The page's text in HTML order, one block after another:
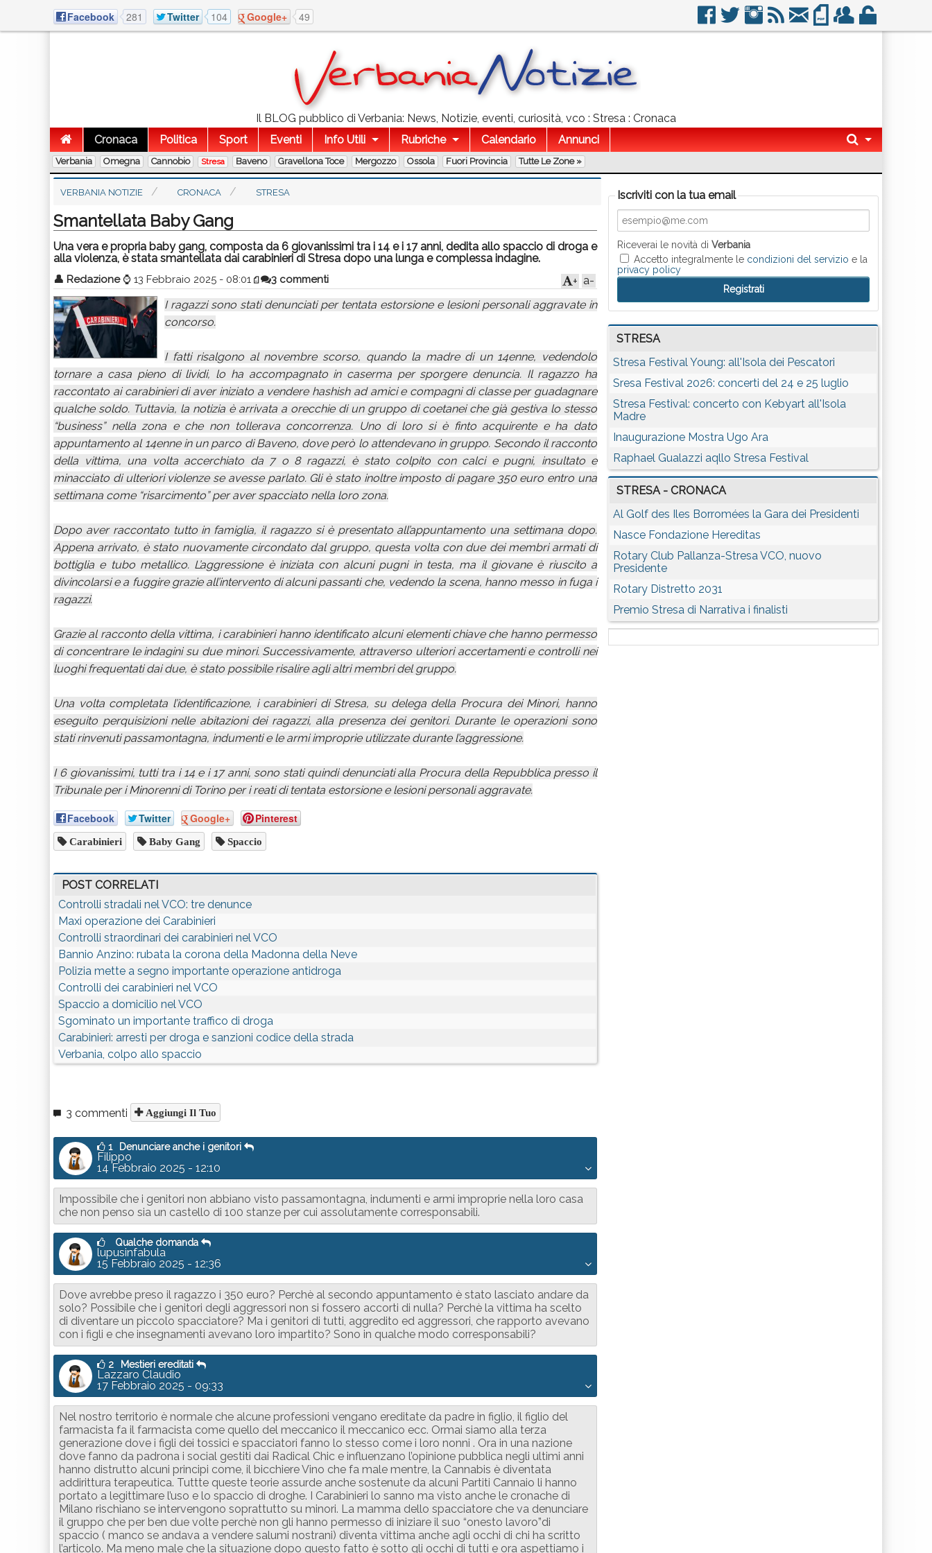
Facebook 281 Twitter 104 Google+ 49
Il BLOG pubblico di Verbania: News, Notizie, eventi, curiosità, vco : Stresa : Cronaca
Cronaca
Politica Sport Eventi Info Utili Rubriche Calendario Annunci
Verbania Omegna Cannobio Stresa Baveno Gravellona Toce Mergozzo Ossola Fuori Provincia Tutte Le Zone »
VERBANIA NOTIZIE CRONACA STRESA
Smantellata Baby Gang
Una vera e propria baby gang, composta da 6 giovanissimi tra i 14 e i 17 anni, dedita allo spaccio di droga e
alla violenza, è stata smantellata dai carabinieri di Stresa dopo una lunga e complessa indagine.
👤 Redazione ⌚ 13 Febbraio 2025 - 08:01 3 commenti a-
+
I ragazzi sono stati denunciati per tentata estorsione e lesioni personali aggravate in
concorso.
I fatti risalgono al novembre scorso, quando la madre di un 14enne, vedendolo
tornare a casa pieno di lividi, lo ha accompagnato in caserma per sporgere denuncia. Il ragazzo ha
raccontato ai carabinieri di aver iniziato a vendere hashish ad amici e compagni di classe per guadagnare
qualche soldo. Tuttavia, la notizia è arrivata a orecchie di un gruppo di coetanei che già gestiva lo stesso
“business” nella zona e che non tollerava concorrenza. Uno di loro si è finto acquirente e ha dato
appuntamento al 14enne in un parco di Baveno, dove però lo attendevano in gruppo. Secondo il racconto
della vittima, una volta accerchiato da 7 o 8 ragazzi, è stato colpito con calci e pugni, insultato e
minacciato di ulteriori violenze se avesse parlato. Gli è stato inoltre imposto di pagare 350 euro entro una
settimana come “risarcimento” per aver spacciato nella loro zona.
Dopo aver raccontato tutto in famiglia, il ragazzo si è presentato all’appuntamento una settimana dopo.
Appena arrivato, è stato nuovamente circondato dal gruppo, questa volta con due dei membri armati di
bottiglia e tubo metallico. L’aggressione è iniziata con alcuni pugni in testa, ma il giovane è riuscito a
divincolarsi e a fuggire grazie all’intervento di alcuni passanti che, vedendo la scena, hanno messo in fuga i
ragazzi.
Grazie al racconto della vittima, i carabinieri hanno identificato alcuni elementi chiave che hanno permesso
di concentrare le indagini su due minori. Successivamente, attraverso ulteriori accertamenti e controlli nei
luoghi frequentati dai due, è stato possibile risalire agli altri membri del gruppo.
Una volta completata l’identificazione, i carabinieri di Stresa, su delega della Procura dei Minori, hanno
eseguito perquisizioni nelle abitazioni dei ragazzi, alla presenza dei genitori. Durante le operazioni sono
stati rinvenuti passamontagna, indumenti e le armi improprie utilizzate durante l’aggressione.
I 6 giovanissimi, tutti tra i 14 e i 17 anni, sono stati quindi denunciati alla Procura della Repubblica presso il
Tribunale per i Minorenni di Torino per i reati di tentata estorsione e lesioni personali aggravate.
Facebook Twitter Google+ Pinterest
Carabinieri Baby Gang Spaccio
POST CORRELATI
Controlli stradali nel VCO: tre denunce
Maxi operazione dei Carabinieri
Controlli straordinari dei carabinieri nel VCO
Bannio Anzino: rubata la corona della Madonna della Neve
Polizia mette a segno importante operazione antidroga
Controlli dei carabinieri nel VCO
Spaccio a domicilio nel VCO
Sgominato un importante traffico di droga
Carabinieri: arresti per droga e sanzioni codice della strada
Verbania, colpo allo spaccio
3 commenti Aggiungi Il Tuo
1 Denunciare anche i genitori
Filippo
14 Febbraio 2025 - 12:10
Impossibile che i genitori non abbiano visto passamontagna, indumenti e armi improprie nella loro casa
che non penso sia un castello di 100 stanze per cui assolutamente corresponsabili.
Qualche domanda
lupusinfabula
15 Febbraio 2025 - 12:36
Dove avrebbe preso il ragazzo i 350 euro? Perchè al secondo appuntamento è stato lasciato andare da
solo? Possibile che i genitori degli aggressori non si fossero accorti di nulla? Perchè la vittima ha scelto
di diventare un piccolo spacciatore? Ma i genitori di tutti, aggredito ed aggressori, che rapporto avevano
con i figli e che insegnamenti avevano loro impartito? Sono in qualche modo corresponsabili?
2 Mestieri ereditati
Lazzaro Claudio
17 Febbraio 2025 - 09:33
Nel nostro territorio è normale che alcune professioni vengano ereditate da padre in figlio, il figlio del
farmacista fa il farmacista come quello del meccanico il meccanico ecc. Ormai siamo alla terza
generazione dove i figli dei tossici e spacciatori fanno lo stesso come i loro nonni . Ora in una nazione
dove fanno da padrona i social gestiti dai Radical Chic e influenzano l’opinione pubblica negli ultimi anni
hanno distrutto alcuni principi come, il bicchiere Vino che fa male mentre, la Cannabis è diventata
addirittura terapeutica. Tuttte queste teorie assurde anche sostenute da alcuni Partiti Cannaio li hanno
portato a legittimare l’uso e lo spaccio di droghe. I Carabinieri lo sanno ma visto anche le cronache di
Milano rischiano se intervengono soprattutto su minori. La mamma dello spacciatore che va denunciare
il gruppo che per ben due volte perchè non gli hanno permesso di iniziare il suo “onesto lavoro”di
spaccio ( manco se andava a vendere salumi nostrani) diventa vittima anche agli occhi di chi ha scritto
l’articolo. Ma meno male che la situazione dopo questo fatto è sotto gli occhi di tutti e ora aspettiamo i
Iscriviti con la tua email
Riceverai le novità diVerbania
Accetto integralmente le condizioni del servizio e la
privacy policy
STRESA
Stresa Festival Young: all'Isola dei Pescatori
Sresa Festival 2026: concerti del 24 e 25 luglio
Stresa Festival: concerto con Kebyart all'Isola
Madre
Inaugurazione Mostra Ugo Ara
Raphael Gualazzi aqllo Stresa Festival
STRESA - CRONACA
Al Golf des Iles Borromées la Gara dei Presidenti
Nasce Fondazione Hereditas
Rotary Club Pallanza-Stresa VCO, nuovo
Presidente
Rotary Distretto 2031
Premio Stresa di Narrativa i finalisti